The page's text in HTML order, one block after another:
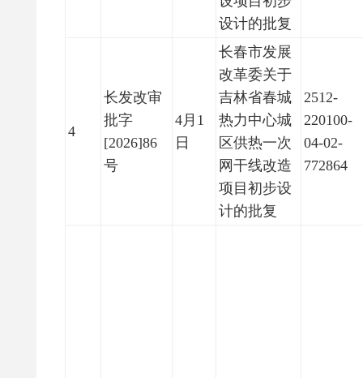
设计的批复
4
长发改审
批字
[2026]86
号
4月1
日
长春市发展
改革委关于
吉林省春城
热力中心城
区供热一次
网干线改造
项目初步设
计的批复
2512-
220100-
04-02-
772864